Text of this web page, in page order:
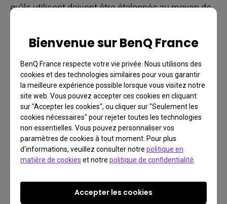
Bienvenue sur BenQ France
BenQ France respecte votre vie privée. Nous utilisons des
cookies et des technologies similaires pour vous garantir
la meilleure expérience possible lorsque vous visitez notre
site web. Vous pouvez accepter ces cookies en cliquant
sur "Accepter les cookies", ou cliquer sur "Seulement les
cookies nécessaires" pour rejeter toutes les technologies
non essentielles. Vous pouvez personnaliser vos
paramètres de cookies à tout moment. Pour plus
d'informations, veuillez consulter notre politique en
matière de cookies et notre politique de confidentialité
Accepter les cookies
qu’ils utilisent doivent être étalonnés au moyen de
travail est créé et visionné dans les mêmes
conditions, et prévenir un problème de type « teinte
verte » comme mentionné précédemment.
Figure 3 : Les humains s’appuient sur les couleurs